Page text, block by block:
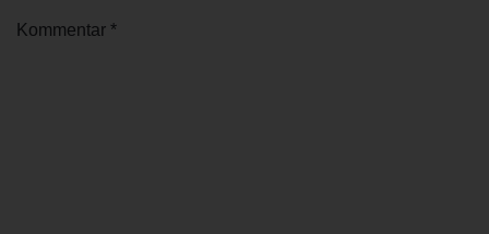
Kommentar *